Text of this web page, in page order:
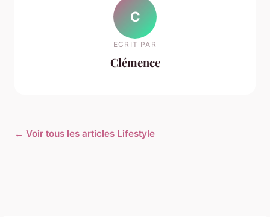
C
ECRIT PAR
Clémence
← Voir tous les articles Lifestyle